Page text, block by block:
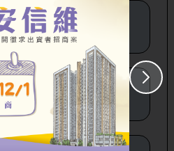
松山區(1)
萬華區(1)